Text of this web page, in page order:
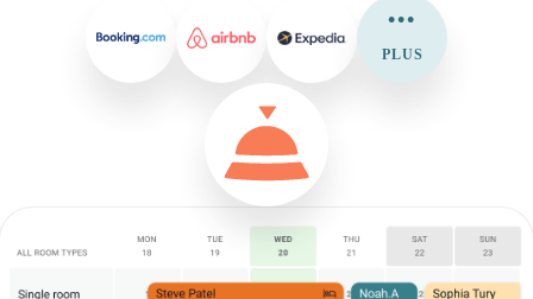
•••
PLUS